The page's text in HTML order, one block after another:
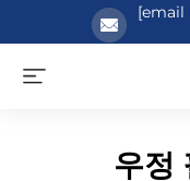
[email
우정